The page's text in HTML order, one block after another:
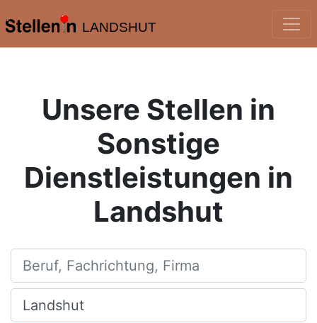
LANDSHUT
Unsere Stellen in
Sonstige
Dienstleistungen in
Landshut
Beruf, Fachrichtung, Firma
Ort, Stadt